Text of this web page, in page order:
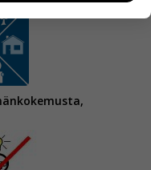
käytön.